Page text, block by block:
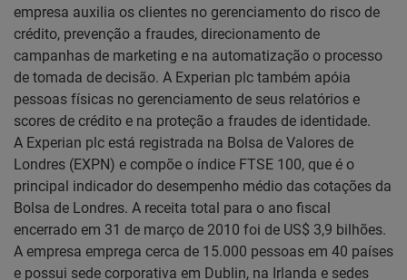
empresa auxilia os clientes no gerenciamento do risco de
crédito, prevenção a fraudes, direcionamento de
campanhas de marketing e na automatização o processo
de tomada de decisão. A Experian plc também apóia
pessoas físicas no gerenciamento de seus relatórios e
scores de crédito e na proteção a fraudes de identidade.
A Experian plc está registrada na Bolsa de Valores de
Londres (EXPN) e compõe o índice FTSE 100, que é o
principal indicador do desempenho médio das cotações da
Bolsa de Londres. A receita total para o ano fiscal
encerrado em 31 de março de 2010 foi de US$ 3,9 bilhões.
A empresa emprega cerca de 15.000 pessoas em 40 países
e possui sede corporativa em Dublin, na Irlanda e sedes